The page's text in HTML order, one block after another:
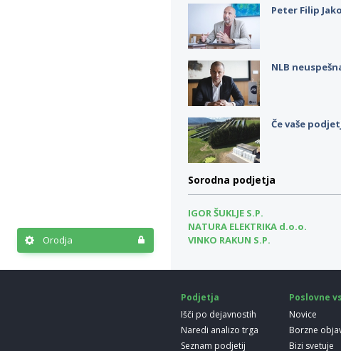
Orodja
Peter Filip
NLB
Če vaše
Sorodna podjetja
IGOR ŠUKLJE S.P.
NATURA ELEKTRIKA d.o.o.
VINKO RAKUN S.P.
Podjetja
Išči po dejavnostih
Naredi analizo trga
Seznam podjetij
Poslovne
Novice
Borzne
Bizi svetuje